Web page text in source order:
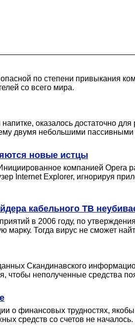
по степени привыкания
со всего мира.
оказалось достаточно
двумя небольшими
новые истцы
компанией Opera
Internet Explorer, игнорируя
кабельного ТВ
в 2006 году, по
марку. Тогда вирус не сможет
Скандинавского
чтобы неполученные средства
финансовых трудностях,
средств со счетов не началось.